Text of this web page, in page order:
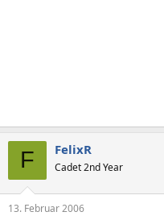
F FelixR
Cadet 2nd Year
13. Februar 2006